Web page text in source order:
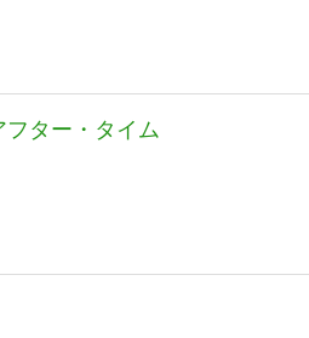
フター・タイム